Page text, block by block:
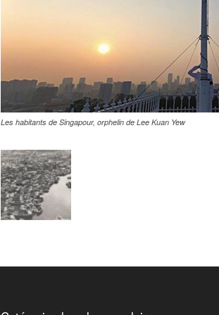
Les habitants de Singapour, orphelin de Lee Kuan Yew